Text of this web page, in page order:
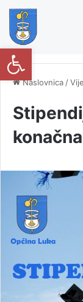
Naslovnica /
Open toolbar